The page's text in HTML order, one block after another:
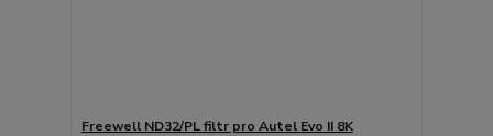
Freewell ND32/PL filtr pro Autel Evo II 8K